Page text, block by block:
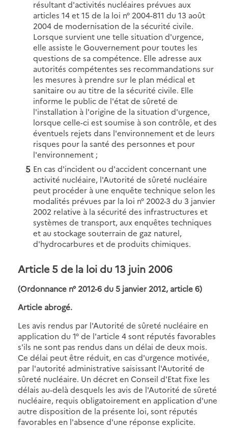
résultant d'activités nucléaires prévues aux
articles 14 et 15 de la loi n° 2004-811 du 13 août
2004 de modernisation de la sécurité civile.
Lorsque survient une telle situation d'urgence,
elle assiste le Gouvernement pour toutes les
questions de sa compétence. Elle adresse aux
autorités compétentes ses recommandations sur
les mesures à prendre sur le plan médical et
sanitaire ou au titre de la sécurité civile. Elle
informe le public de l'état de sûreté de
l'installation à l'origine de la situation d'urgence,
lorsque celle-ci est soumise à son contrôle, et des
éventuels rejets dans l'environnement et de leurs
risques pour la santé des personnes et pour
l'environnement ;
En cas d'incident ou d'accident concernant une
activité nucléaire, l'Autorité de sûreté nucléaire
peut procéder à une enquête technique selon les
modalités prévues par la loi n° 2002-3 du 3 janvier
2002 relative à la sécurité des infrastructures et
systèmes de transport, aux enquêtes techniques
et au stockage souterrain de gaz naturel,
d'hydrocarbures et de produits chimiques.
Article 5 de la loi du 13 juin 2006
(Ordonnance n° 2012-6 du 5 janvier 2012, article 6)
Article abrogé.
Les avis rendus par l'Autorité de sûreté nucléaire en
application du 1° de l'article 4 sont réputés favorables
s'ils ne sont pas rendus dans un délai de deux mois.
Ce délai peut être réduit, en cas d'urgence motivée,
par l'autorité administrative saisissant l'Autorité de
sûreté nucléaire. Un décret en Conseil d'Etat fixe les
délais au-delà desquels les avis de l'Autorité de sûreté
nucléaire, requis obligatoirement en application d'une
autre disposition de la présente loi, sont réputés
favorables en l'absence d'une réponse explicite.